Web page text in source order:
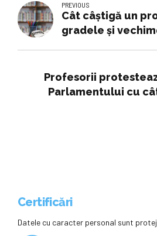
PREVIOUS
Cât câștigă un
gradele și
Profesorii
Parlamentului cu
Certificări
Datele cu caracter personal sunt